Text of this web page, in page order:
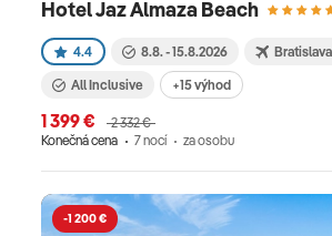
Hotel Jaz Almaza Beach
4.4 8.8. - 15.8.2026
All Inclusive +15 výhod
1 399 €
2 332 €
Konečná cena
7 nocí za osobu
-1 200 €